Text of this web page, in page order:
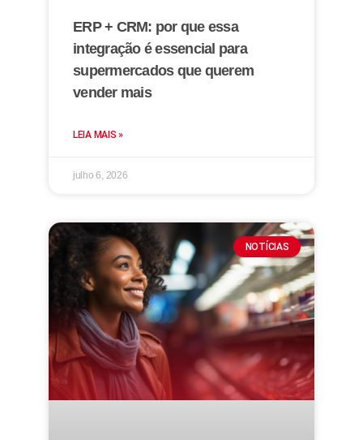
ERP + CRM: por que essa
integração é essencial para
supermercados que querem
vender mais
LEIA MAIS »
julho 6, 2026
NOTÍCIAS